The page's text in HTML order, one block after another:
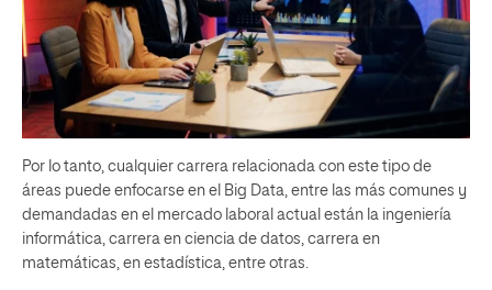
Por lo tanto, cualquier carrera relacionada con este tipo de
áreas puede enfocarse en el Big Data, entre las más comunes y
demandadas en el mercado laboral actual están la ingeniería
informática, carrera en ciencia de datos, carrera en
matemáticas, en estadística, entre otras.